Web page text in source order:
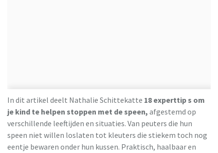
In dit artikel deelt Nathalie Schittekatte 18 experttip s om
je kind te helpen stoppen met de speen, afgestemd op
verschillende leeftijden en situaties. Van peuters die hun
speen niet willen loslaten tot kleuters die stiekem toch nog
eentje bewaren onder hun kussen. Praktisch, haalbaar en